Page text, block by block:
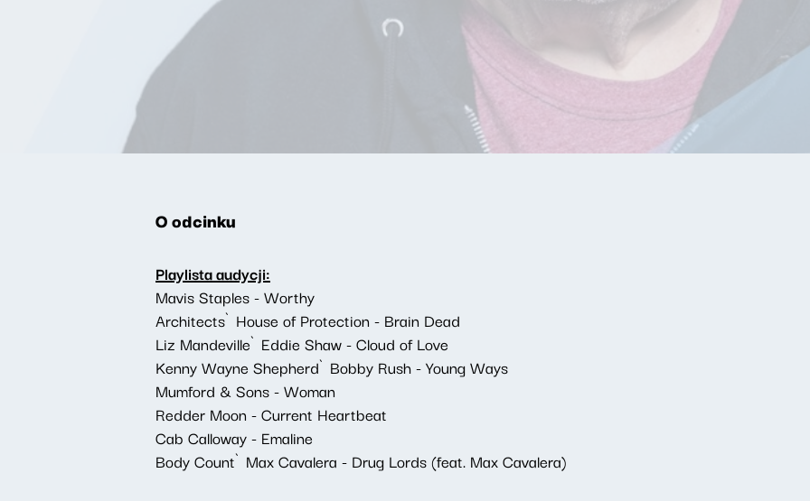
O odcinku
Playlista audycji:
Mavis Staples - Worthy
Architects`House of Protection - Brain Dead
Liz Mandeville`Eddie Shaw - Cloud of Love
Kenny Wayne Shepherd`Bobby Rush - Young Ways
Mumford & Sons - Woman
Redder Moon - Current Heartbeat
Cab Calloway - Emaline
Body Count`Max Cavalera - Drug Lords (feat. Max Cavalera)